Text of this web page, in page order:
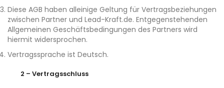
Diese AGB haben alleinige Geltung für Vertragsbeziehungen
zwischen Partner und Lead-Kraft.de. Entgegenstehenden
Allgemeinen Geschäftsbedingungen des Partners wird
hiermit widersprochen.
Vertragssprache ist Deutsch.
2 – Vertragsschluss